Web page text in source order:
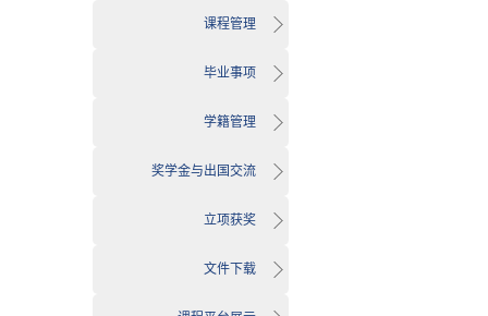
课程管理
毕业事项
学籍管理
奖学金与出国交流
立项获奖
文件下载